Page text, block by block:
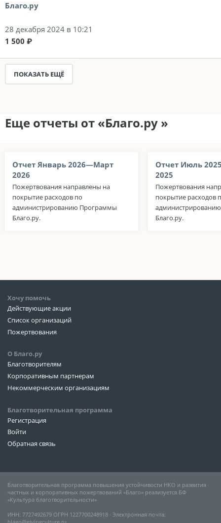
Благо.ру
28 декабря 2024 в 10:21
1 500 ₽
ПОКАЗАТЬ ЕЩЁ
Еще отчеты от «Благо.ру »
Отчет Январь 2026—Март
2026
Пожертвования направлены на
покрытие расходов по
администрированию Программы
Благо.ру.
Отчет Июль
2025
Пожертвования
покрытие расходов
Благо.ру.
Хочу помочь
Действующие акции
Список организаций
Пожертвования
О Благо.ру
Благотворителям
Корпоративным партнерам
Некоммерческим организациям
Благотворительная программа
Регистрация
Войти
Обратная связь
Благотворительная программа повышения устойчивости НКО и развития
частных и корпоративных пожертвований «Благо» реализуется БФ
«Культура благотворительности»
ИНН: 7727492679 ОГРН 1227700248918 ∙ Электронная почта: